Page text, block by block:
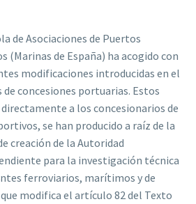
de Asociaciones de Puertos
(Marinas de España) ha acogido con
modificaciones introducidas en el
concesiones portuarias. Estos
a los concesionarios de
se han producido a raíz de la
creación de la Autoridad
para la investigación técnica
ferroviarios, marítimos y de
modifica el artículo 82 del Texto